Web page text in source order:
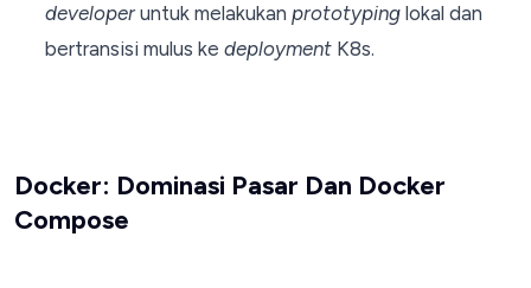
developeruntuk melakukan prototypinglokal dan
bertransisi mulus ke deploymentK8s.
Docker: Dominasi Pasar Dan Docker
Compose